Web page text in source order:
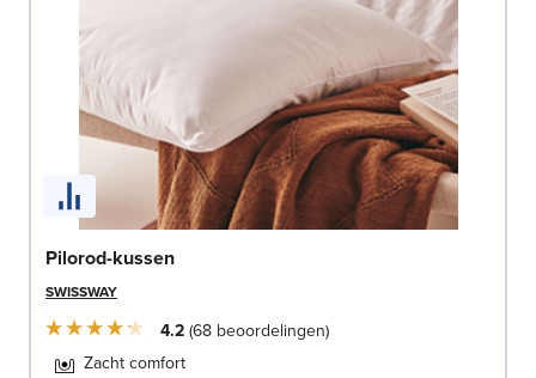
Pilorod-kussen
SWISSWAY
4.2 68 beoordelingen
Zacht comfort